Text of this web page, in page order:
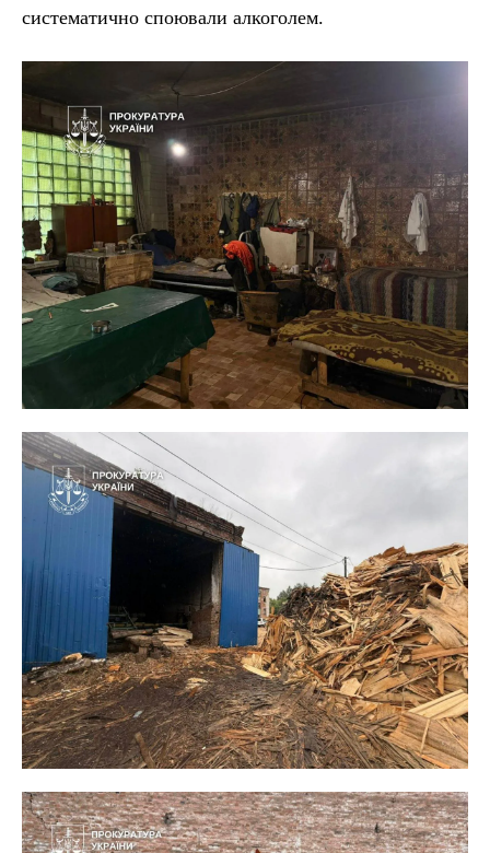
систематично споювали алкоголем.